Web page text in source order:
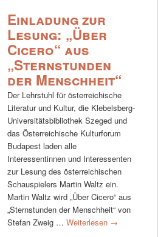
Einladung zur
Lesung: „Über
Cicero“ aus
„Sternstunden
der Menschheit“
Der Lehrstuhl für österreichische
Literatur und Kultur, die Klebelsberg-
Universitätsbibliothek Szeged und
das Österreichische Kulturforum
Budapest laden alle
Interessentinnen und Interessenten
zur Lesung des österreichischen
Schauspielers Martin Waltz ein.
Martin Waltz wird „Über Cicero“ aus
„Sternstunden der Menschheit“ von
Stefan Zweig … Weiterlesen →